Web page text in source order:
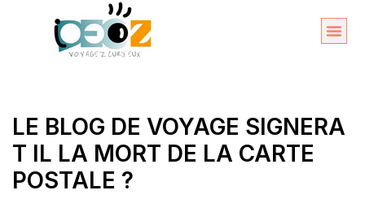
LE BLOG DE VOYAGE SIGNERA
T IL LA MORT DE LA CARTE
POSTALE ?